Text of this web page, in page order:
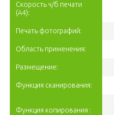
Скорость ч/б печати
(A4):
Печать фотографий:
Область применения:
Размещение:
Функция сканирования:
Функция копирования :